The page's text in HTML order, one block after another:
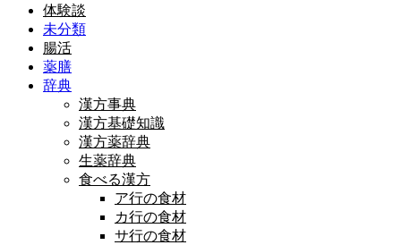
体験談
未分類
腸活
薬膳
辞典
漢方事典
漢方基礎知識
漢方薬辞典
生薬辞典
食べる漢方
ア行の食材
カ行の食材
サ行の食材